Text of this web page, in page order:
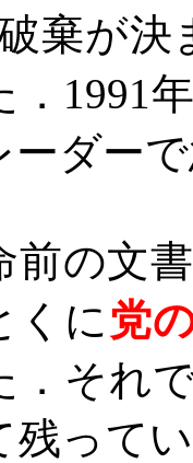
棄が決
1991
ーダー
の文
くに党
．それ
残って